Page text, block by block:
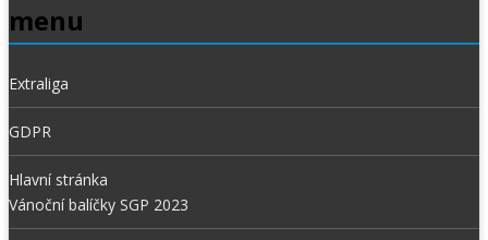
menu
Extraliga
GDPR
Hlavní stránka
Vánoční balíčky SGP 2023